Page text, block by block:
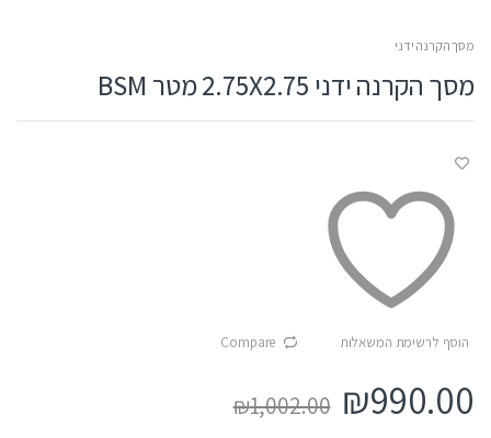
מסך הקרנה ידני
מסך הקרנה ידני 2.75X2.75 מטר BSM
הוסף לרשימת המשאלות Compare
₪990.00
₪1,002.00